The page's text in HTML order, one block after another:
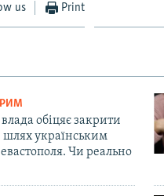
us Print
влада обіцяє закрити
українським
Чи реально